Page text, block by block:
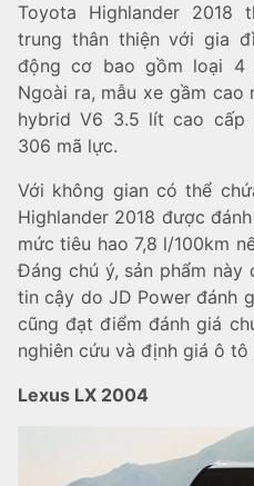
Toyota Highlander 2018
trung thân thiện với gia
động cơ bao gồm loại
Ngoài ra, mẫu xe gầm
hybrid V6 3.5 lít cao cấp
306 mã lực.
Với không gian có thể
Highlander 2018 được
mức tiêu hao 7,8 l/100km
Đáng chú ý, sản phẩm
tin cậy do JD Power đánh
cũng đạt điểm đánh giá
nghiên cứu và định giá ô tô
Lexus LX 2004